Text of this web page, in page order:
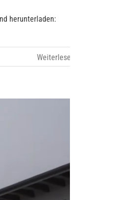
herunterladen: